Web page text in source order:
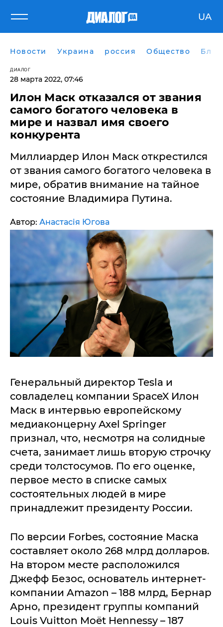
UA
Новости Украина россия Общество
ДИАЛОГ
28 марта 2022, 07:46
Илон Маск отказался от звания
самого богатого человека в
мире и назвал имя своего
конкурента
Миллиардер Илон Маск открестился
от звания самого богатого человека в
мире, обратив внимание на тайное
состояние Владимира Путина.
Автор: Анастасія Югова
Генеральный директор Tesla и
совладелец компании SpaceX Илон
Маск в интервью европейскому
медиаконцерну Axel Springer
признал, что, несмотря на солидные
счета, занимает лишь вторую строчку
среди толстосумов. По его оценке,
первое место в списке самых
состоятельных людей в мире
принадлежит президенту России.
По версии Forbes, состояние Маска
составляет около 268 млрд долларов.
На втором месте расположился
Джефф Безос, основатель интернет-
компании Amazon – 188 млрд, Бернар
Арно, президент группы компаний
Louis Vuitton Moët Hennessy – 187